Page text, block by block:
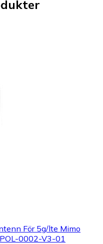
För 5g/lte Mimo
0002-V3-01